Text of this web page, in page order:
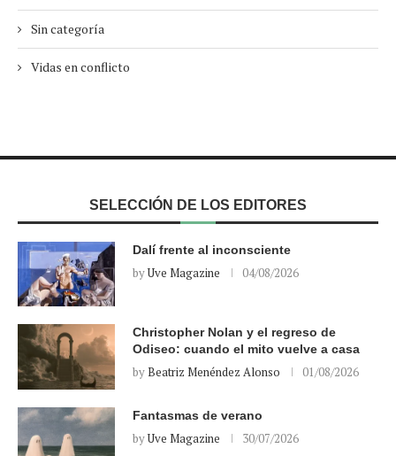
Sin categoría
Vidas en conflicto
SELECCIÓN DE LOS EDITORES
Dalí frente al inconsciente
byUve Magazine 04/08/2026
Christopher Nolan y el regreso de
Odiseo: cuando el mito vuelve a casa
byBeatriz Menéndez Alonso 01/08/2026
Fantasmas de verano
byUve Magazine 30/07/2026